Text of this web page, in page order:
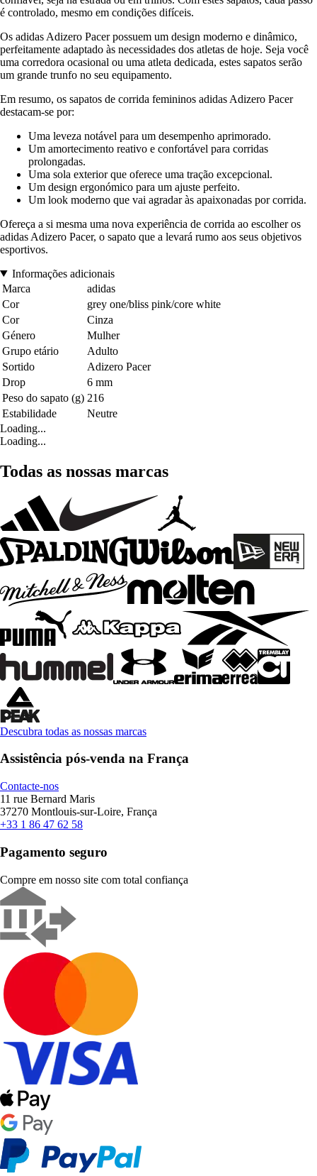
é controlado, mesmo em condições difíceis.
Os adidas Adizero Pacer possuem um design moderno e dinâmico,
perfeitamente adaptado às necessidades dos atletas de hoje. Seja você
uma corredora ocasional ou uma atleta dedicada, estes sapatos serão
um grande trunfo no seu equipamento.
Em resumo, os sapatos de corrida femininos adidas Adizero Pacer
destacam-se por:
Uma leveza notável para um desempenho aprimorado.
Um amortecimento reativo e confortável para corridas
prolongadas.
Uma sola exterior que oferece uma tração excepcional.
Um design ergonómico para um ajuste perfeito.
Um look moderno que vai agradar às apaixonadas por corrida.
Ofereça a si mesma uma nova experiência de corrida ao escolher os
adidas Adizero Pacer, o sapato que a levará rumo aos seus objetivos
esportivos.
Informações adicionais
Marca
adidas
Cor
grey one/bliss pink/core white
Cor
Cinza
Género
Mulher
Grupo etário
Adulto
Sortido
Adizero Pacer
Drop
6 mm
Peso do sapato (g) 216
Estabilidade
Neutre
Loading...
Loading...
Todas as nossas marcas
Descubra todas as nossas marcas
Assistência pós-venda na França
Contacte-nos
11 rue Bernard Maris
37270 Montlouis-sur-Loire, França
+33 1 86 47 62 58
Pagamento seguro
Compre em nosso site com total confiança